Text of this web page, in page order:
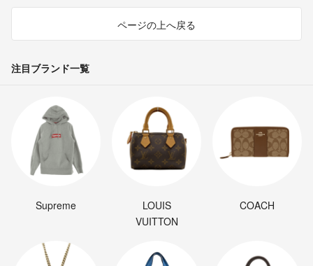
ページの上へ戻る
注目ブランド一覧
Supreme
LOUIS
VUITTON
COACH